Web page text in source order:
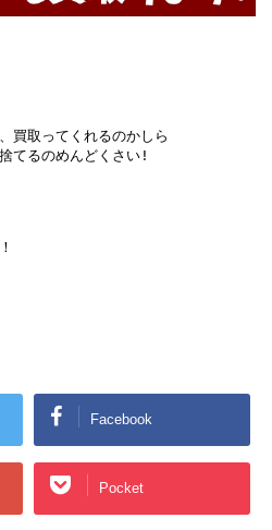
買取ってくれるのかしら
てるのめんどくさい!
Facebook
Pocket